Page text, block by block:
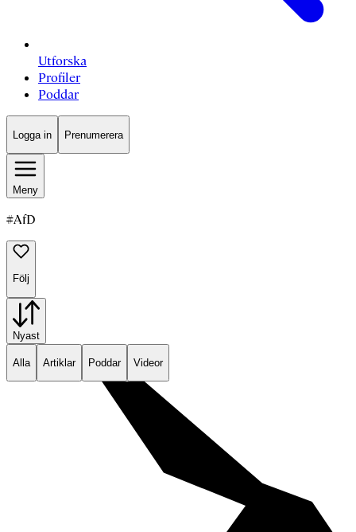
Utforska
Profiler
Poddar
Logga in Prenumerera
Meny
#AfD
Följ
Nyast
Alla Artiklar Poddar Videor